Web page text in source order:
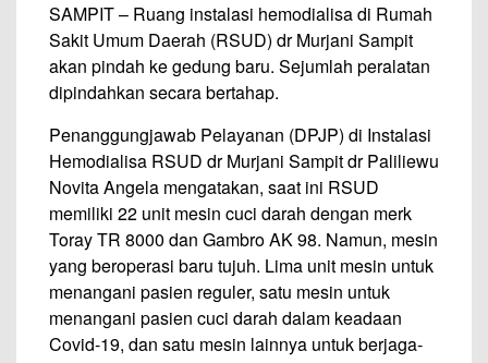
SAMPIT – Ruang instalasi hemodialisa di Rumah
Sakit Umum Daerah (RSUD) dr Murjani Sampit
akan pindah ke gedung baru. Sejumlah peralatan
dipindahkan secara bertahap.
Penanggungjawab Pelayanan (DPJP) di Instalasi
Hemodialisa RSUD dr Murjani Sampit dr Paliliewu
Novita Angela mengatakan, saat ini RSUD
memiliki 22 unit mesin cuci darah dengan merk
Toray TR 8000 dan Gambro AK 98. Namun, mesin
yang beroperasi baru tujuh. Lima unit mesin untuk
menangani pasien reguler, satu mesin untuk
menangani pasien cuci darah dalam keadaan
Covid-19, dan satu mesin lainnya untuk berjaga-